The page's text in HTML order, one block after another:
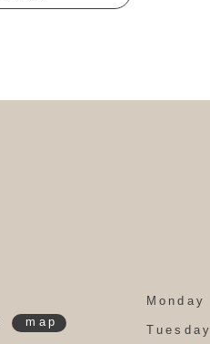
map
Monday
Tuesday